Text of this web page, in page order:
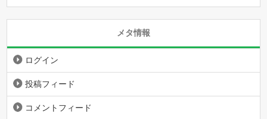
メタ情報
ログイン
投稿フィード
コメントフィード